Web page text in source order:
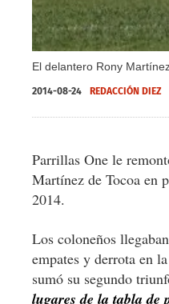
El delantero Rony
2014-08-24 REDACCIÓN DIEZ
Parrillas One le
Martínez de Tocoa en
2014.
Los coloneños
empates y derrota en
sumó su segundo
lugares de la tabla de